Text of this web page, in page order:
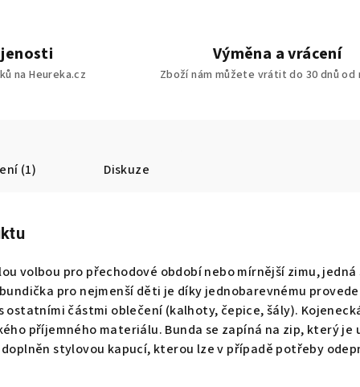
na Heureka.cz
Výměna a vrácení
Zboží nám můžete vrátit do 30 dnů od
(1) Diskuze
volbou pro přechodové období nebo mírnější zimu, jedná
pro nejmenší děti je díky jednobarevnému
ostatními částmi oblečení (kalhoty, čepice, šály).
příjemného materiálu. Bunda se zapíná na zip, který je
stylovou kapucí, kterou lze v případě potřeby